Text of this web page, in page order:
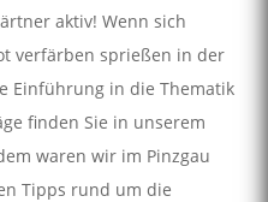
aktiv! Wenn sich
verfärben sprießen in der
Einführung in die Thematik
finden Sie in unserem
waren wir im Pinzgau
Tipps rund um die